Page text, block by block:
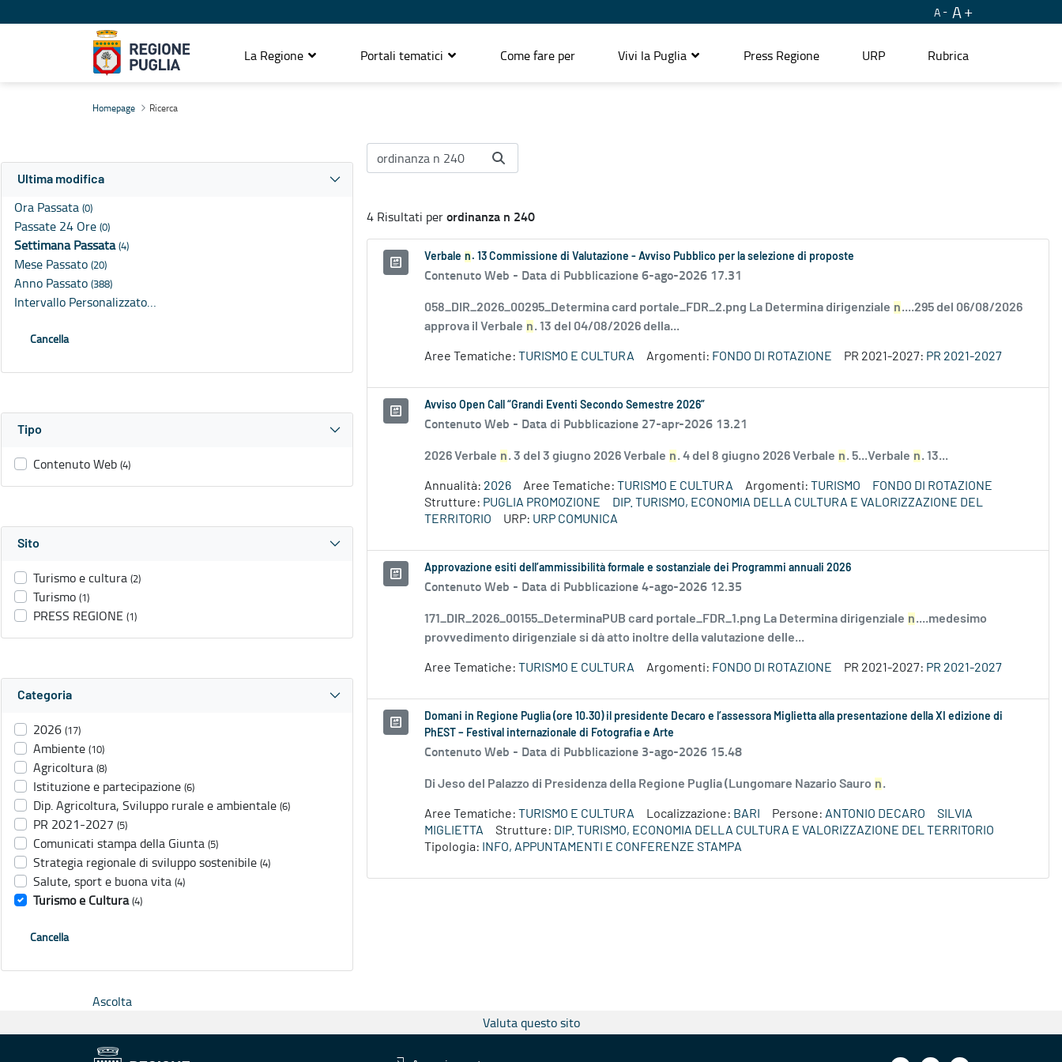
A A
La Regione Portali tematici Come fare per Vivi la Puglia Press Regione URP Rubrica
Homepage Ricerca
Ultima modifica
Ora Passata (0)
Passate 24 Ore (0)
Settimana Passata(4)
Mese Passato (20)
Anno Passato (388)
Intervallo Personalizzato…
Cancella
Tipo
Contenuto Web (4)
Sito
Turismo e cultura (2)
Turismo (1)
PRESS REGIONE (1)
Categoria
2026 (17)
Ambiente (10)
Agricoltura (8)
Istituzione e partecipazione (6)
Dip. Agricoltura, Sviluppo rurale e ambientale (6)
PR 2021-2027 (5)
Comunicati stampa della Giunta (5)
Strategia regionale di sviluppo sostenibile (4)
Salute, sport e buona vita (4)
Turismo e Cultura (4)
Cancella
4 Risultati perordinanza n 240
Verbale n . 13 Commissione di Valutazione - Avviso Pubblico per la selezione di proposte
Contenuto Web - Data di Pubblicazione 6-ago-2026 17.31
058_DIR_2026_00295_Determina card portale_FDR_2.png La Determina dirigenziale n....295 del 06/08/2026
approva il Verbale n. 13 del 04/08/2026 della...
Aree Tematiche: TURISMO E CULTURA Argomenti: FONDO DI ROTAZIONE PR 2021-2027: PR 2021-2027
Avviso Open Call “Grandi Eventi Secondo Semestre 2026”
Contenuto Web - Data di Pubblicazione 27-apr-2026 13.21
2026 Verbale n. 3 del 3 giugno 2026 Verbale n. 4 del 8 giugno 2026 Verbale n. 5...Verbale n. 13...
Annualità: 2026 Aree Tematiche: TURISMO E CULTURA Argomenti: TURISMO
FONDO DI ROTAZIONE
Strutture: PUGLIA PROMOZIONE
DIP. TURISMO, ECONOMIA DELLA CULTURA E VALORIZZAZIONE DEL
TERRITORIO
URP: URP COMUNICA
Approvazione esiti dell’ammissibilità formale e sostanziale dei Programmi annuali 2026
Contenuto Web - Data di Pubblicazione 4-ago-2026 12.35
171_DIR_2026_00155_DeterminaPUB card portale_FDR_1.png La Determina dirigenziale n....medesimo
provvedimento dirigenziale si dà atto inoltre della valutazione delle...
Aree Tematiche: TURISMO E CULTURA Argomenti: FONDO DI ROTAZIONE PR 2021-2027: PR 2021-2027
Domani in Regione Puglia (ore 10.30) il presidente Decaro e l’assessora Miglietta alla presentazione della XI edizione di
PhEST – Festival internazionale di Fotografia e Arte
Contenuto Web - Data di Pubblicazione 3-ago-2026 15.48
Di Jeso del Palazzo di Presidenza della Regione Puglia (Lungomare Nazario Sauro n.
Aree Tematiche: TURISMO E CULTURA Localizzazione: BARI Persone: ANTONIO DECARO
SILVIA
MIGLIETTA
Strutture: DIP. TURISMO, ECONOMIA DELLA CULTURA E VALORIZZAZIONE DEL TERRITORIO
Tipologia:
INFO, APPUNTAMENTI E CONFERENZE STAMPA
Ascolta
Valuta questo sito